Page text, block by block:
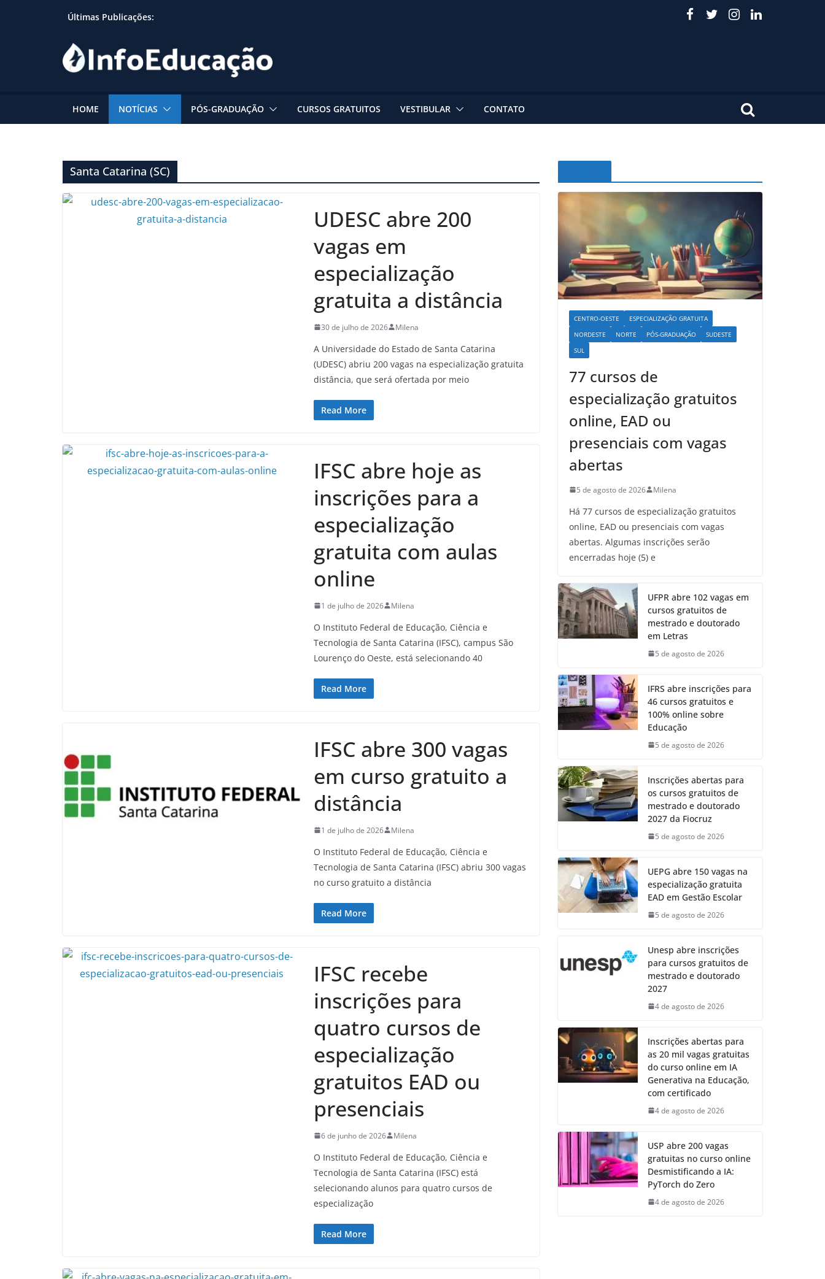
Últimas Publicações:
HOME NOTÍCIAS PÓS-GRADUAÇÃO CURSOS GRATUITOS VESTIBULAR CONTATO
Santa Catarina (SC)
UDESC abre 200
vagas em
especialização
gratuita a distância
30 de julho de 2026 Milena
A Universidade do Estado de Santa Catarina
(UDESC) abriu 200 vagas na especialização gratuita
distância, que será ofertada por meio
Read More
IFSC abre hoje as
inscrições para a
especialização
gratuita com aulas
online
1 de julho de 2026 Milena
O Instituto Federal de Educação, Ciência e
Tecnologia de Santa Catarina (IFSC), campus São
Lourenço do Oeste, está selecionando 40
Read More
IFSC abre 300 vagas
em curso gratuito a
distância
1 de julho de 2026 Milena
O Instituto Federal de Educação, Ciência e
Tecnologia de Santa Catarina (IFSC) abriu 300 vagas
no curso gratuito a distância
Read More
IFSC recebe
inscrições para
quatro cursos de
especialização
gratuitos EAD ou
presenciais
6 de junho de 2026 Milena
O Instituto Federal de Educação, Ciência e
Tecnologia de Santa Catarina (IFSC) está
selecionando alunos para quatro cursos de
especialização
Read More
CENTRO-OESTE
ESPECIALIZAÇÃO GRATUITA
NORDESTE
NORTE PÓS-GRADUAÇÃO
SUDESTE
SUL
77 cursos de
especialização gratuitos
online, EAD ou
presenciais com vagas
abertas
5 de agosto de 2026 Milena
Há 77 cursos de especialização gratuitos
online, EAD ou presenciais com vagas
abertas. Algumas inscrições serão
encerradas hoje (5) e
UFPR abre 102 vagas em
cursos gratuitos de
mestrado e doutorado
em Letras
5 de agosto de 2026
IFRS abre inscrições para
46 cursos gratuitos e
100% online sobre
Educação
5 de agosto de 2026
Inscrições abertas para
os cursos gratuitos de
mestrado e doutorado
2027 da Fiocruz
5 de agosto de 2026
UEPG abre 150 vagas na
especialização gratuita
EAD em Gestão Escolar
5 de agosto de 2026
Unesp abre inscrições
para cursos gratuitos de
mestrado e doutorado
2027
4 de agosto de 2026
Inscrições abertas para
as 20 mil vagas gratuitas
do curso online em IA
Generativa na Educação,
com certificado
4 de agosto de 2026
USP abre 200 vagas
gratuitas no curso online
Desmistificando a IA:
PyTorch do Zero
4 de agosto de 2026